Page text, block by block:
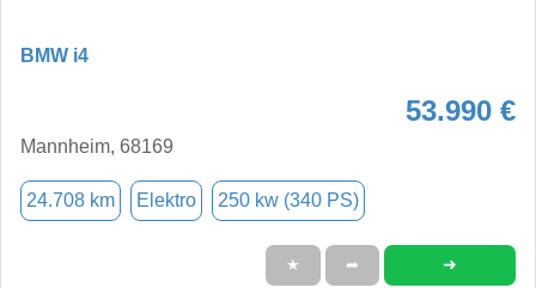
BMW i4
53.990 €
Mannheim, 68169
24.708 km Elektro 250 kw (340 PS)
★ ➦ ➜